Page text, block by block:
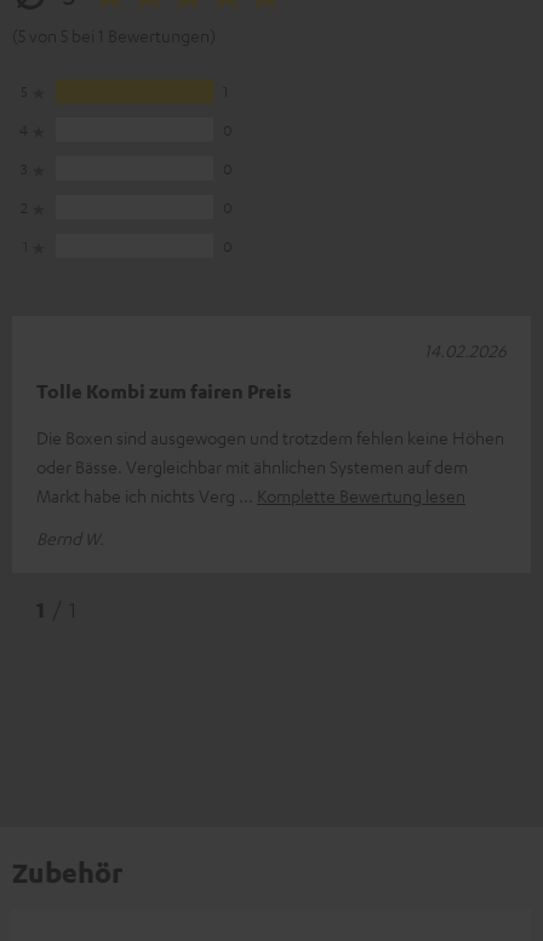
Tolle Kombi zum fairen Preis
Die Boxen sind ausgewogen und trotzdem fehlen keine Höhen
oder Bässe. Vergleichbar mit ähnlichen Systemen auf dem
Markt habe ich nichts Verg
Komplette Bewertung lesen
Bernd W.
14.02.2026
Zubehör